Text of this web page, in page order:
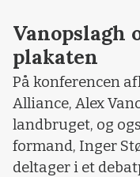
Vanopslagh
plakaten
På konferencen
Alliance, Alex
landbruget, og
formand, Inger
deltager i et